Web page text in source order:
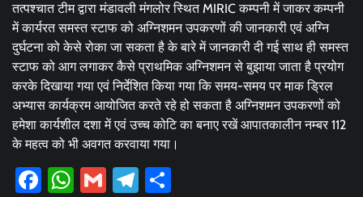
तत्पश्चात टीम द्वारा मंडावली मंगलोर स्थित MIRIC कम्पनी में जाकर कम्पनी
में कार्यरत समस्त स्टाफ को अग्निशमन उपकरणों की जानकारी एवं अग्नि
दुर्घटना को केसे रोका जा सकता है‌ के बारे में जानकारी दी गई साथ ही समस्त
स्टाफ को आग लगाकर कैसे प्राथमिक अग्निशमन से बुझाया जाता है प्रयोग
करके दिखाया गया एवं निर्देशित किया गया कि समय-समय पर माक ड्रिल
अभ्यास कार्यक्रम आयोजित करते रहे हो सकता है अग्निशमन उपकरणों को
हमेशा कार्यशील दशा में एवं उच्च कोटि का बनाए रखें आपातकालीन नम्बर 112
के महत्व को भी अवगत करवाया गया।
Facebook
WhatsApp
GmailTelegram